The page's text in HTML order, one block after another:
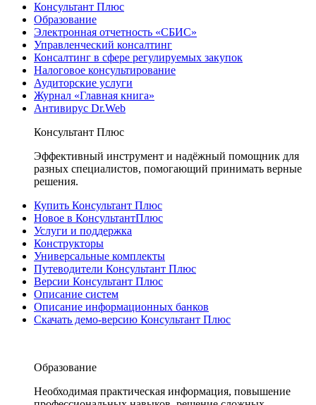
Консультант Плюс
Образование
Электронная отчетность «СБИС»
Управленческий консалтинг
Консалтинг в сфере регулируемых закупок
Налоговое консультирование
Аудиторские услуги
Журнал «Главная книга»
Антивирус Dr.Web
Консультант Плюс
Эффективный инструмент и надёжный помощник для
разных специалистов, помогающий принимать верные
решения.
Купить Консультант Плюс
Новое в КонсультантПлюс
Услуги и поддержка
Конструкторы
Универсальные комплекты
Путеводители Консультант Плюс
Версии Консультант Плюс
Описание систем
Описание информационных банков
Скачать демо-версию Консультант Плюс
Образование
Необходимая практическая информация, повышение